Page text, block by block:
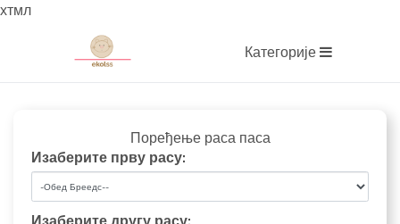
хтмл
Категорије
Поређење раса паса
Изаберите прву расу:
Изаберите другу расу: